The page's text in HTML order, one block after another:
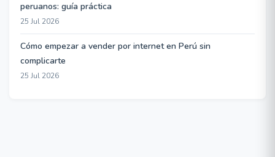
peruanos: guía práctica
25 Jul 2026
Cómo empezar a vender por internet en Perú sin
complicarte
25 Jul 2026